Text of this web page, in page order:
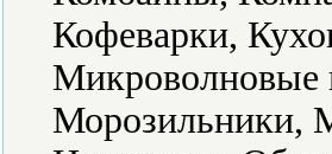
Кофеварки,
Морозильники,